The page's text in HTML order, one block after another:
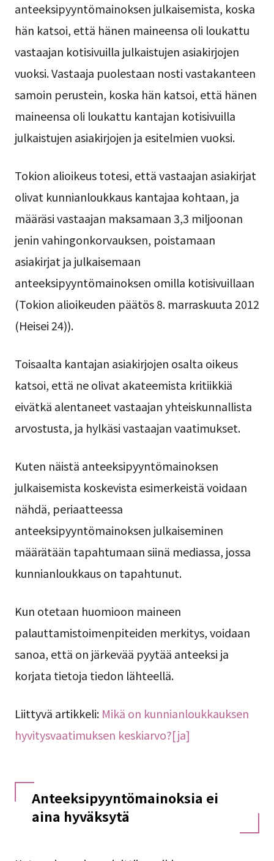
anteeksipyyntömainoksen julkaisemista, koska
hän katsoi, että hänen maineensa oli loukattu
vastaajan kotisivuilla julkaistujen asiakirjojen
vuoksi. Vastaaja puolestaan nosti vastakanteen
samoin perustein, koska hän katsoi, että hänen
maineensa oli loukattu kantajan kotisivuilla
julkaistujen asiakirjojen ja esitelmien vuoksi.
Tokion alioikeus totesi, että vastaajan asiakirjat
olivat kunnianloukkaus kantajaa kohtaan, ja
määräsi vastaajan maksamaan 3,3 miljoonan
jenin vahingonkorvauksen, poistamaan
asiakirjat ja julkaisemaan
anteeksipyyntömainoksen omilla kotisivuillaan
(Tokion alioikeuden päätös 8. marraskuuta 2012
(Heisei 24)).
Toisaalta kantajan asiakirjojen osalta oikeus
katsoi, että ne olivat akateemista kritiikkiä
eivätkä alentaneet vastaajan yhteiskunnallista
arvostusta, ja hylkäsi vastaajan vaatimukset.
Kuten näistä anteeksipyyntömainoksen
julkaisemista koskevista esimerkeistä voidaan
nähdä, periaatteessa
anteeksipyyntömainoksen julkaiseminen
määrätään tapahtumaan siinä mediassa, jossa
kunnianloukkaus on tapahtunut.
Kun otetaan huomioon maineen
palauttamistoimenpiteiden merkitys, voidaan
sanoa, että on järkevää pyytää anteeksi ja
korjata tietoja tiedon lähteellä.
Liittyvä artikkeli: Mikä on kunnianloukkauksen
hyvitysvaatimuksen keskiarvo?[ja]
Anteeksipyyntömainoksia ei
aina hyväksytä